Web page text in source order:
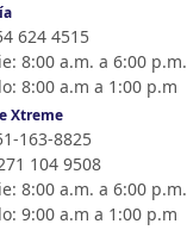
624 4515
8:00 a.m. a 6:00 p.m.
8:00 a.m a 1:00 p.m
Xtreme
163-8825
104 9508
8:00 a.m. a 6:00 p.m.
9:00 a.m a 1:00 p.m